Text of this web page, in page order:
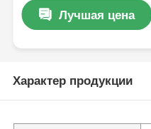
Лучшая цена
Характер продукции